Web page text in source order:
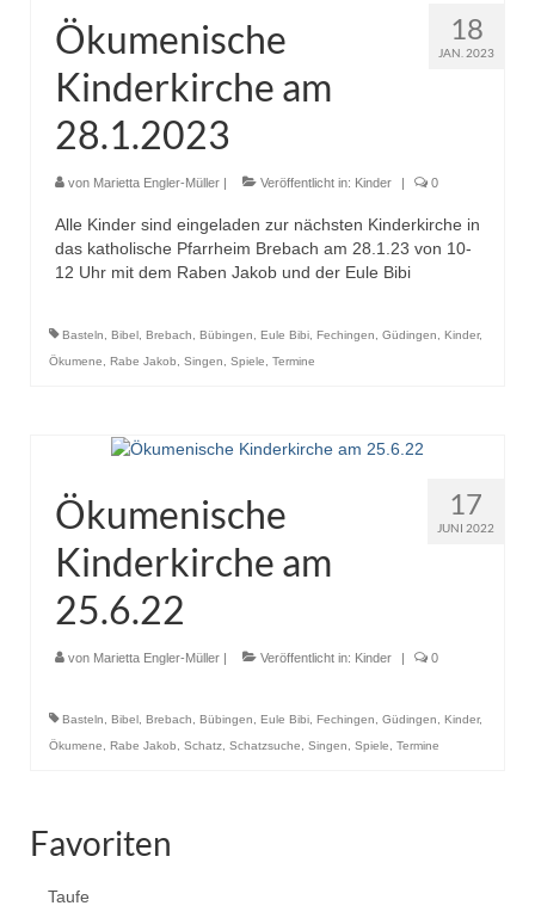
18
JAN. 2023
Ökumenische
Kinderkirche am
28.1.2023
von Marietta Engler-Müller | Veröffentlicht in: Kinder | 0
Alle Kinder sind eingeladen zur nächsten Kinderkirche in
das katholische Pfarrheim Brebach am 28.1.23 von 10-
12 Uhr mit dem Raben Jakob und der Eule Bibi
Basteln Bibel Brebach Bübingen Eule Bibi Fechingen Güdingen Kinder,
Ökumene
Rabe Jakob Singen Spiele Termine
17
JUNI 2022
Ökumenische
Kinderkirche am
25.6.22
von Marietta Engler-Müller | Veröffentlicht in: Kinder | 0
Basteln Bibel Brebach Bübingen Eule Bibi Fechingen Güdingen Kinder,
Ökumene
Rabe Jakob Schatz Schatzsuche Singen Spiele Termine
Favoriten
Taufe